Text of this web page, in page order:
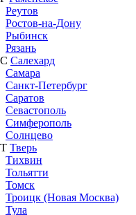
Реутов
Ростов-на-Дону
Рыбинск
Рязань
С Салехард
Самара
Санкт-Петербург
Саратов
Севастополь
Симферополь
Солнцево
Т Тверь
Тихвин
Тольятти
Томск
Троицк (Новая Москва)
Тула